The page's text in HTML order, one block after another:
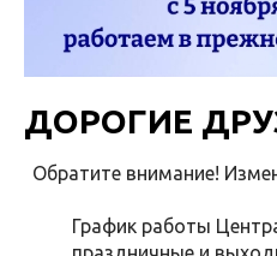
ДОРОГИЕ
Обратите внимание!
График работы